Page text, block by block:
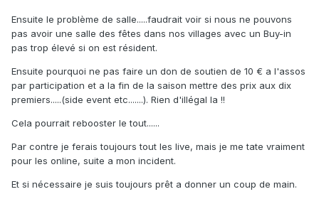
Ensuite le problème de salle.....faudrait voir si nous ne pouvons
pas avoir une salle des fêtes dans nos villages avec un Buy-in
pas trop élevé si on est résident.
Ensuite pourquoi ne pas faire un don de soutien de 10 € a l'assos
par participation et a la fin de la saison mettre des prix aux dix
premiers.....(side event etc.......). Rien d'illégal la !!
Cela pourrait rebooster le tout......
Par contre je ferais toujours tout les live, mais je me tate vraiment
pour les online, suite a mon incident.
Et si nécessaire je suis toujours prêt a donner un coup de main.